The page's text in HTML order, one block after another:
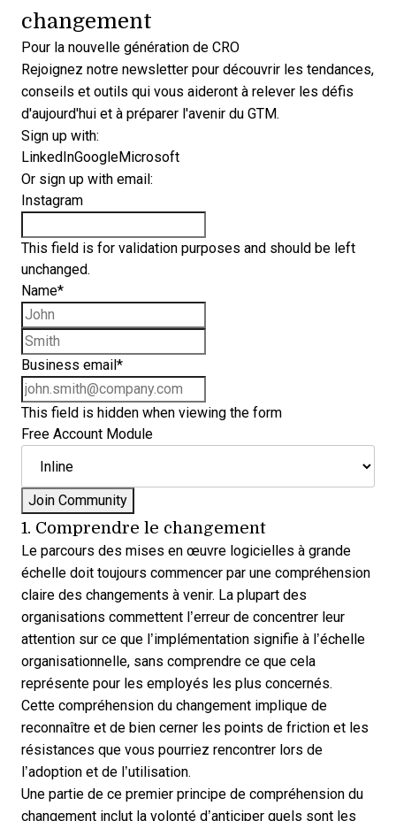
changement
Pour la nouvelle génération de CRO
Rejoignez notre newsletter pour découvrir les tendances,
conseils et outils qui vous aideront à relever les défis
d'aujourd'hui et à préparer l'avenir du GTM.
Sign up with:
LinkedInGoogleMicrosoft
Or sign up with email:
Instagram
This field is for validation purposes and should be left
unchanged.
Name*
Business email *
This field is hidden when viewing the form
Free Account Module
1. Comprendre le changement
Le parcours des mises en œuvre logicielles à grande
échelle doit toujours commencer par une compréhension
claire des changements à venir. La plupart des
organisations commettent l’erreur de concentrer leur
attention sur ce que l’implémentation signifie à l’échelle
organisationnelle, sans comprendre ce que cela
représente pour les employés les plus concernés.
Cette compréhension du changement implique de
reconnaître et de bien cerner les points de friction et les
résistances que vous pourriez rencontrer lors de
l’adoption et de l’utilisation.
Une partie de ce premier principe de compréhension du
changement inclut la volonté d’anticiper quels sont les